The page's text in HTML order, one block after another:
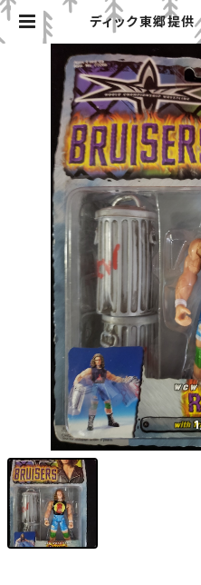
ディック東郷提
ギュア レイベン
「プロレスグッズ
1